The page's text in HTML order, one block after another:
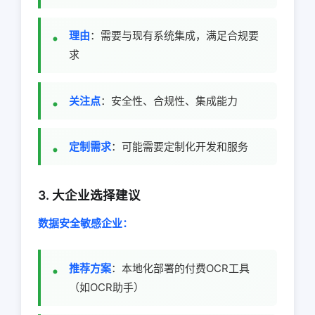
理由：需要与现有系统集成，满足合规要
求
关注点：安全性、合规性、集成能力
定制需求：可能需要定制化开发和服务
3. 大企业选择建议
数据安全敏感企业：
推荐方案：本地化部署的付费OCR工具
（如OCR助手）